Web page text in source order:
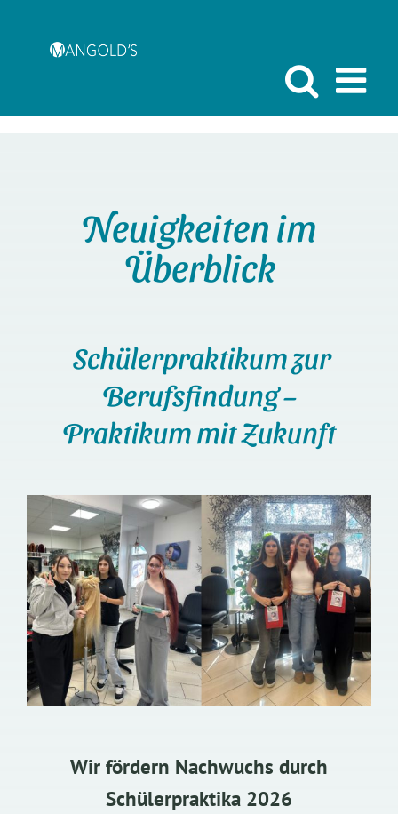
springen
Neuigkeiten im
Überblick
Schülerpraktikum zur
Berufsfindung –
Praktikum mit Zukunft
Wir fördern Nachwuchs durch
Schülerpraktika 2026